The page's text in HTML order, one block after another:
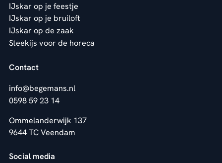
IJskar op je feestje
IJskar op je bruiloft
IJskar op de zaak
Steekijs voor de horeca
Contact
info@begemans.nl
0598 59 23 14
Ommelanderwijk 137
9644 TC Veendam
Social media